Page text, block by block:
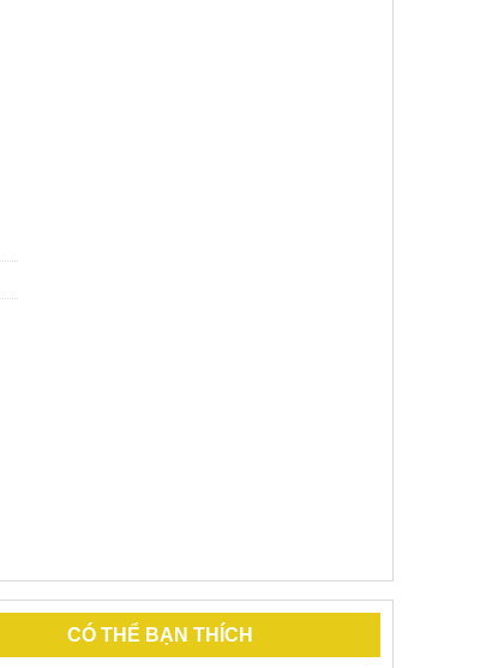
CÓ THỂ BẠN THÍCH